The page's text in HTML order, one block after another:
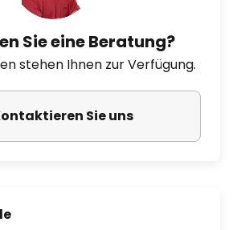
Sie eine Beratung?
stehen Ihnen zur Verfügung.
Sie uns